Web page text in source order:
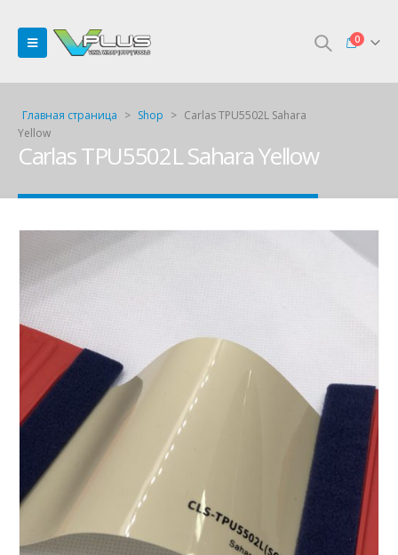
0
Главная страница > Shop > Carlas TPU5502L Sahara
Yellow
Carlas TPU5502L Sahara Yellow